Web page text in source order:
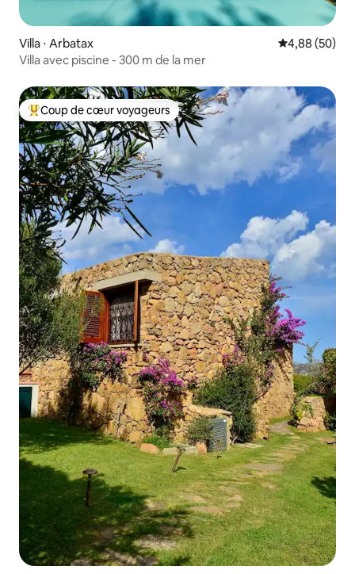
Villa ⋅ Arbatax Évaluation
4,88 (50)
Villa avec piscine - 300 m de la mer
Coups de cœur voyageurs les plus appréciés
Coup de cœur voyageurs